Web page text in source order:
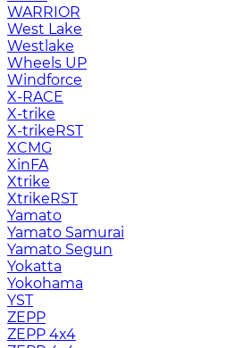
WARRIOR
West Lake
Westlake
Wheels UP
Windforce
X-RACE
X-trike
X-trikeRST
XCMG
XinFA
Xtrike
XtrikeRST
Yamato
Yamato Samurai
Yamato Segun
Yokatta
Yokohama
YST
ZEPP
ZEPP 4x4